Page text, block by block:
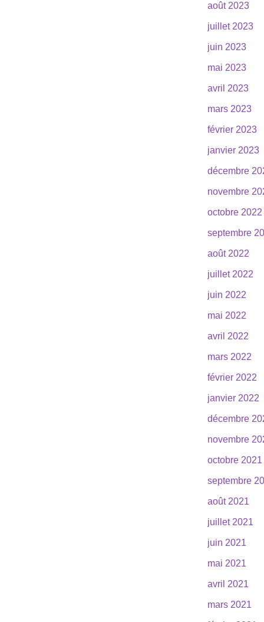
août 2023
juillet 2023
juin 2023
mai 2023
avril 2023
mars 2023
février 2023
janvier 2023
décembre
novembre
octobre 2022
septembre
août 2022
juillet 2022
juin 2022
mai 2022
avril 2022
mars 2022
février 2022
janvier 2022
décembre
novembre
octobre 2021
septembre
août 2021
juillet 2021
juin 2021
mai 2021
avril 2021
mars 2021